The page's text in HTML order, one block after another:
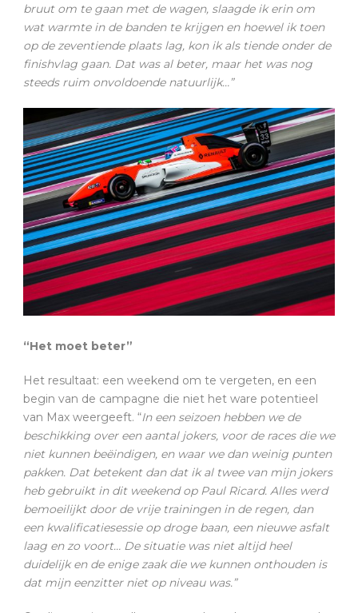
bruut om te gaan met de wagen, slaagde ik erin om
wat warmte in de banden te krijgen en hoewel ik toen
op de zeventiendeplaats lag, kon ik als tiendeonder de
finishvlag gaan. Dat was al beter, maar het was nog
steeds ruim onvoldoende natuurlijk…”
“Het moet beter”
Het resultaat: een weekend om te vergeten, en een
begin van de campagne die niet het ware potentieel
van Max weergeeft. “In een seizoen hebben we de
beschikking over een aantal jokers, voor de races die we
niet kunnen beëindigen, en waar we dan weinig punten
pakken. Dat betekent dan dat ik al twee van mijn jokers
heb gebruikt in dit weekend op Paul Ricard. Alles werd
bemoeilijkt door de vrije trainingen in de regen, dan
een kwalificatiesessie op droge baan, een nieuwe asfalt
laag en zo voort… De situatie was niet altijd heel
duidelijk en de enige zaak die we kunnen onthouden is
dat mijn eenzitter niet op niveau was.”